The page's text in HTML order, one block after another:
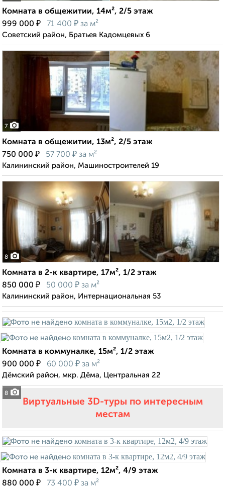
Комната в общежитии, 14м², 2/5 этаж
999 000 ₽ 71 400 ₽ за м²
Советский район, Братьев Кадомцевых 6
7
Комната в общежитии, 13м², 2/5 этаж
750 000 ₽ 57 700 ₽ за м²
Калининский район, Машиностроителей 19
8
Комната в 2-к квартире, 17м², 1/2 этаж
850 000 ₽ 50 000 ₽ за м²
Калининский район, Интернациональная 53
8
Комната в коммуналке, 15м², 1/2 этаж
900 000 ₽ 60 000 ₽ за м²
Дёмский район, мкр. Дёма, Центральная 22
Виртуальные 3D-туры по интересным
местам
Комната в 3-к квартире, 12м², 4/9 этаж
880 000 ₽ 73 400 ₽ за м²